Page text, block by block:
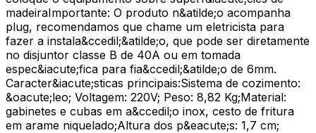
madeiraImportante: O produto n&atilde;o acompanha
plug, recomendamos que chame um eletricista para
fazer a instala&ccedil;&atilde;o, que pode ser diretamente
no disjuntor classe B de 40A ou em tomada
espec&iacute;fica para fia&ccedil;&atilde;o de 6mm.
Caracter&iacute;sticas principais:Sistema de cozimento:
&oacute;leo; Voltagem: 220V; Peso: 8,82 Kg;Material:
gabinetes e cubas em a&ccedil;o inox, cesto de fritura
em arame niquelado;Altura dos p&eacute;s: 1,7 cm;